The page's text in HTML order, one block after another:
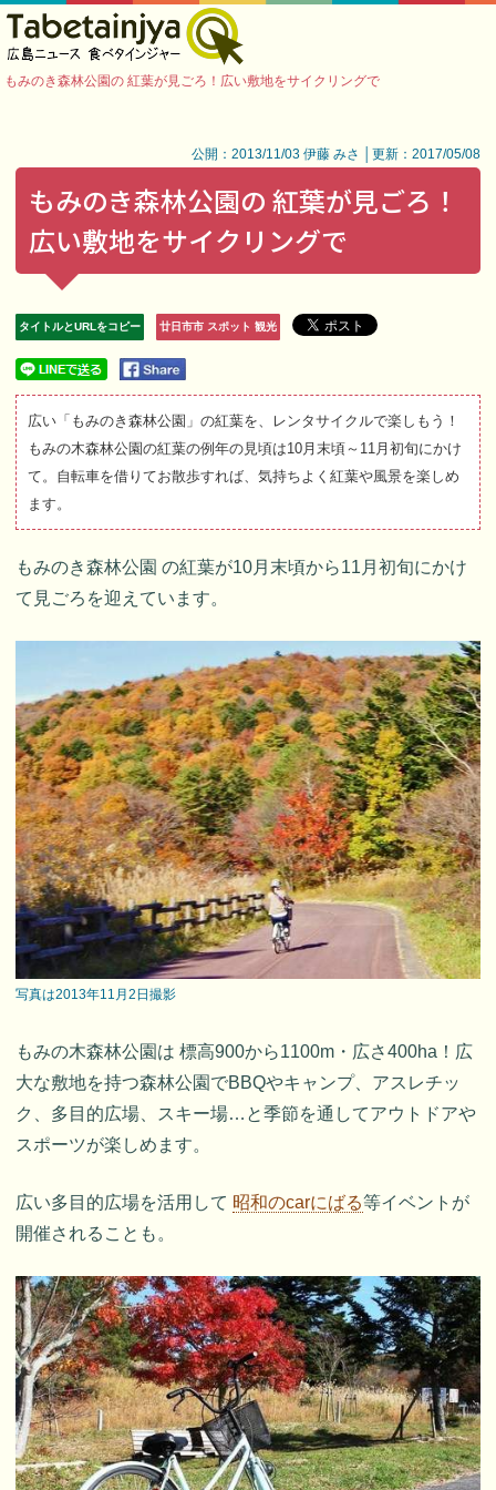
もみのき森林公園の 紅葉が見ごろ！広い敷地をサイクリングで
公開：2013/11/03 伊藤 みさ │更新：2017/05/08
もみのき森林公園の 紅葉が見ごろ！
広い敷地をサイクリングで
タイトルとURLをコピー 廿日市市 スポット 観光
広い「もみのき森林公園」の紅葉を、レンタサイクルで楽しもう！
もみの木森林公園の紅葉の例年の見頃は10月末頃～11月初旬にかけ
て。自転車を借りてお散歩すれば、気持ちよく紅葉や風景を楽しめ
ます。
もみのき森林公園 の紅葉が10月末頃から11月初旬にかけ
て見ごろを迎えています。
写真は2013年11月2日撮影
もみの木森林公園は 標高900から1100m・広さ400ha！広
大な敷地を持つ森林公園でBBQやキャンプ、アスレチッ
ク、多目的広場、スキー場…と季節を通してアウトドアや
スポーツが楽しめます。
広い多目的広場を活用して 昭和のcarにばる等イベントが
開催されることも。